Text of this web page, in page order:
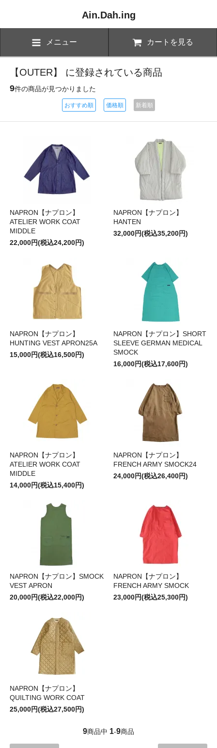
Ain.Dah.ing
メニュー カートを見る
【OUTER】 に登録されている商品
9件の商品が見つかりました
おすすめ順 価格順 新着順
NAPRON【ナプロン】
ATELIER WORK COAT
MIDDLE
22,000円(税込24,200円)
NAPRON【ナプロン】
HANTEN
32,000円(税込35,200円)
NAPRON【ナプロン】
HUNTING VEST APRON25A
15,000円(税込16,500円)
NAPRON【ナプロン】SHORT
SLEEVE GERMAN MEDICAL
SMOCK
16,000円(税込17,600円)
NAPRON【ナプロン】
ATELIER WORK COAT
MIDDLE
14,000円(税込15,400円)
NAPRON【ナプロン】
FRENCH ARMY SMOCK24
24,000円(税込26,400円)
NAPRON【ナプロン】SMOCK
VEST APRON
20,000円(税込22,000円)
NAPRON【ナプロン】
FRENCH ARMY SMOCK
23,000円(税込25,300円)
NAPRON【ナプロン】
QUILTING WORK COAT
25,000円(税込27,500円)
9商品中 1-9商品